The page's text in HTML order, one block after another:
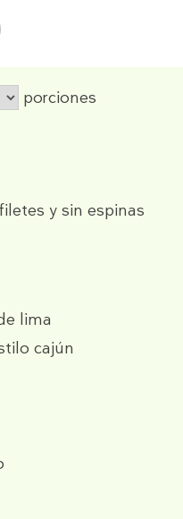
porciones
y sin espinas
lima
cajún